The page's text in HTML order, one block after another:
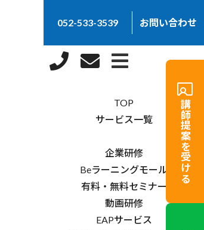
052-533-3539 お問い合わせ
TOP
サービス一覧
企業研修
Beラーニングモール
有料・無料セミナー
動画研修
EAPサービス
講師提案を受ける